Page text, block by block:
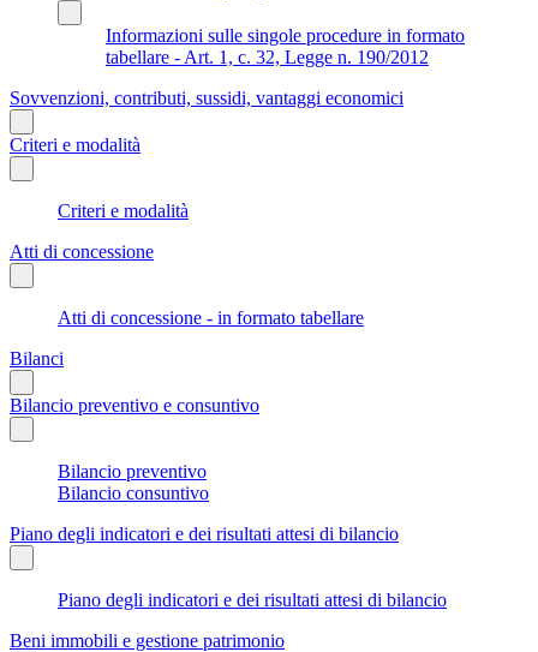
Informazioni sulle singole procedure in formato
tabellare - Art. 1, c. 32, Legge n. 190/2012
Sovvenzioni, contributi, sussidi, vantaggi economici
Criteri e modalità
Criteri e modalità
Atti di concessione
Atti di concessione - in formato tabellare
Bilanci
Bilancio preventivo e consuntivo
Bilancio preventivo
Bilancio consuntivo
Piano degli indicatori e dei risultati attesi di bilancio
Piano degli indicatori e dei risultati attesi di bilancio
Beni immobili e gestione patrimonio